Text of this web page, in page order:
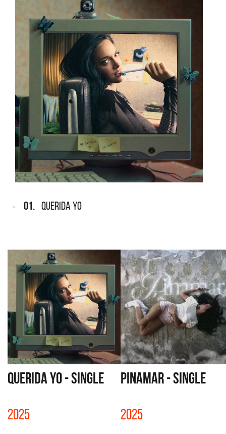
01. QUERIDA YO
QUERIDA YO - SINGLE
2025
PINAMAR - SINGLE
2025